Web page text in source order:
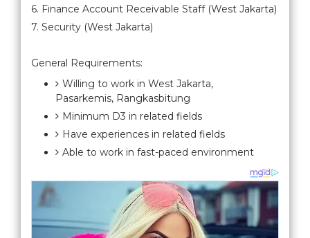
6. Finance Account Receivable Staff (West Jakarta)
7. Security (West Jakarta)
General Requirements:
Willing to work in West Jakarta,
Pasarkemis, Rangkasbitung
Minimum D3 in related fields
Have experiences in related fields
Able to work in fast-paced environment